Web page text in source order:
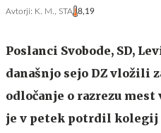
Avtorji: K. M., STA 8,19
Poslanci Svobode, SD,
današnjo sejo DZ vložili
odločanje o razrezu
je v petek potrdil kolegij